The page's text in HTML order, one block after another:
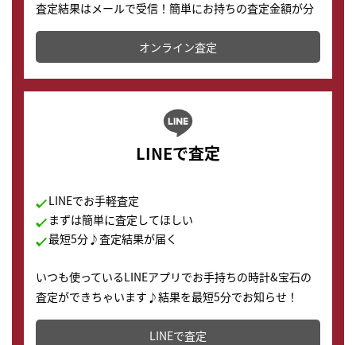
査定結果はメールで受信！簡単にお持ちの査定金額が分
かります。
オンライン査定
LINEで査定
LINEでお手軽査定
まずは簡単に査定してほしい
最短5分♪査定結果が届く
いつも使っているLINEアプリでお手持ちの時計&宝石の
査定ができちゃいます♪結果を最短5分でお知らせ！
どこからでもすぐに査定金額を知ることが出来ます。
LINEで査定